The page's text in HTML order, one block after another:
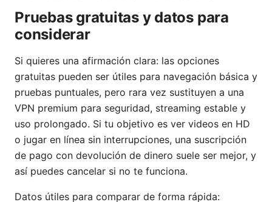
Pruebas gratuitas y datos para
considerar
Si quieres una afirmación clara: las opciones
gratuitas pueden ser útiles para navegación básica y
pruebas puntuales, pero rara vez sustituyen a una
VPN premium para seguridad, streaming estable y
uso prolongado. Si tu objetivo es ver videos en HD
o jugar en línea sin interrupciones, una suscripción
de pago con devolución de dinero suele ser mejor, y
así puedes cancelar si no te funciona.
Datos útiles para comparar de forma rápida: